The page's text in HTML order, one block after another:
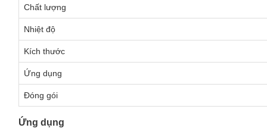
Chất lượng
Nhiệt độ
Kích thước
Ứng dụng
Đóng gói
Ứng dụng